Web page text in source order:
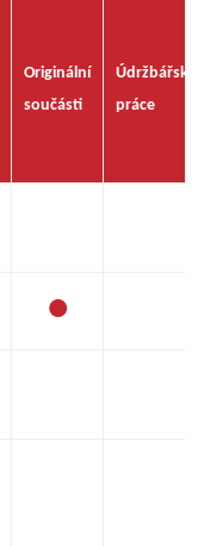
Originální
součásti
Údržbářské
práce
•